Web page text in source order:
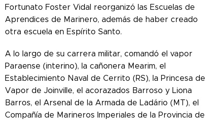
Fortunato Foster Vidal reorganizó las Escuelas de
Aprendices de Marinero, además de haber creado
otra escuela en Espírito Santo.
A lo largo de su carrera militar, comandó el vapor
Paraense (interino), la cañonera Mearim, el
Establecimiento Naval de Cerrito (RS), la Princesa de
Vapor de Joinville, el acorazados Barroso y Liona
Barros, el Arsenal de la Armada de Ladário (MT), el
Compañía de Marineros Imperiales de la Provincia de